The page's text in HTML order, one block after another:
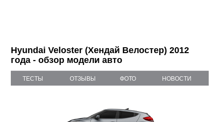
Hyundai Veloster (Хендай Велостер) 2012
года - обзор модели авто
ТЕСТЫ ОТЗЫВЫ ФОТО НОВОСТИ